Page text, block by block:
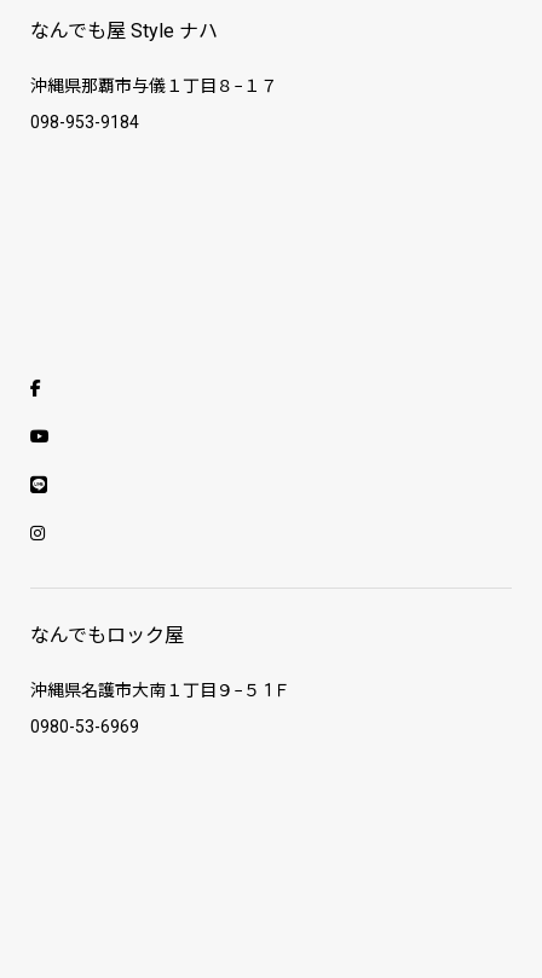
なんでも屋 Style ナハ
沖縄県那覇市与儀１丁目８−１７
098-953-9184
なんでもロック屋
沖縄県名護市大南１丁目９−５ 1Ｆ
0980-53-6969